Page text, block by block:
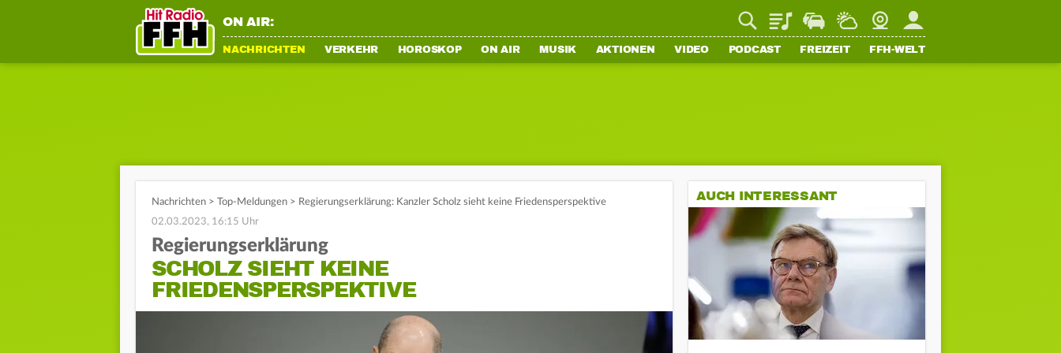
ON AIR: PlaylistStaupilotWetterWebcamMein FFH
NACHRICHTEN VERKEHR HOROSKOP ON AIR MUSIK AKTIONEN VIDEO PODCAST FREIZEIT FFH-WELT
Nachrichten > Top-Meldungen > Regierungserklärung: Kanzler Scholz sieht keine Friedensperspektive
02.03.2023, 16:15 Uhr
Regierungserklärung
SCHOLZ SIEHT KEINE
FRIEDENSPERSPEKTIVE
AUCH INTERESSANT